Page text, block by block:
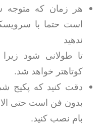
هر زمان که متوجه
است حتما با
ندهید
تا طولانی شود
کوتاهتر خواهد شد.
دقت کنید که پکیج
بدون فن است حتی
بام نصب کنید.